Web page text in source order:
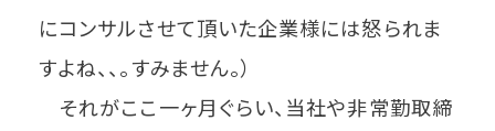
にコンサルさせて頂いた企業様には怒られま
すよね、、。すみません。）
それがここ一ヶ月ぐらい、当社や非常勤取締